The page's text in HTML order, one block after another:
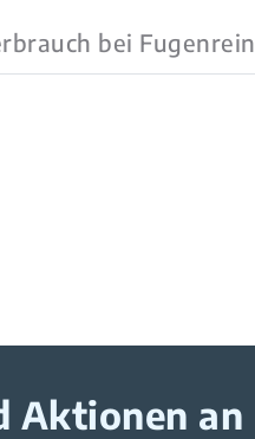
bei
Aktionen an